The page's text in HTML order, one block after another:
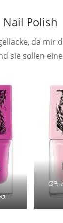
Nail Polish
da mir
sie sollen
03